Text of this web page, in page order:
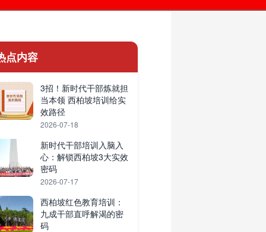
点内容
3招！新时代干部炼就担
当本领 西柏坡培训给实
效路径
2026-07-18
新时代干部培训入脑入
心：解锁西柏坡3大实效
密码
2026-07-17
西柏坡红色教育培训：
九成干部直呼解渴的密
码